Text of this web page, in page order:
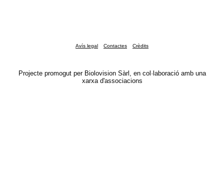
Avís legal Contactes Crèdits
Projecte promogut per Biolovision Sàrl, en col·laboració amb una
xarxa d'associacions